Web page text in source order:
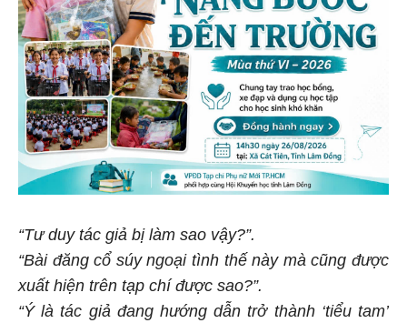
“Tư duy tác giả bị làm sao vậy?”.
“Bài đăng cổ súy ngoại tình thế này mà cũng được
xuất hiện trên tạp chí được sao?”.
“Ý là tác giả đang hướng dẫn trở thành ‘tiểu tam’